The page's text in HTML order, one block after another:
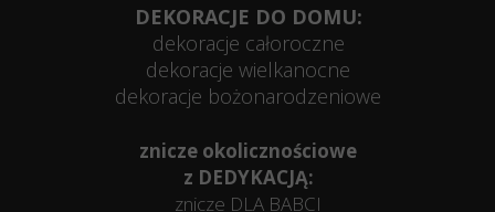
DEKORACJE DO DOMU:
dekoracje całoroczne
dekoracje wielkanocne
dekoracje bożonarodzeniowe
znicze okolicznościowe
z DEDYKACJĄ:
znicze DLA BABCI